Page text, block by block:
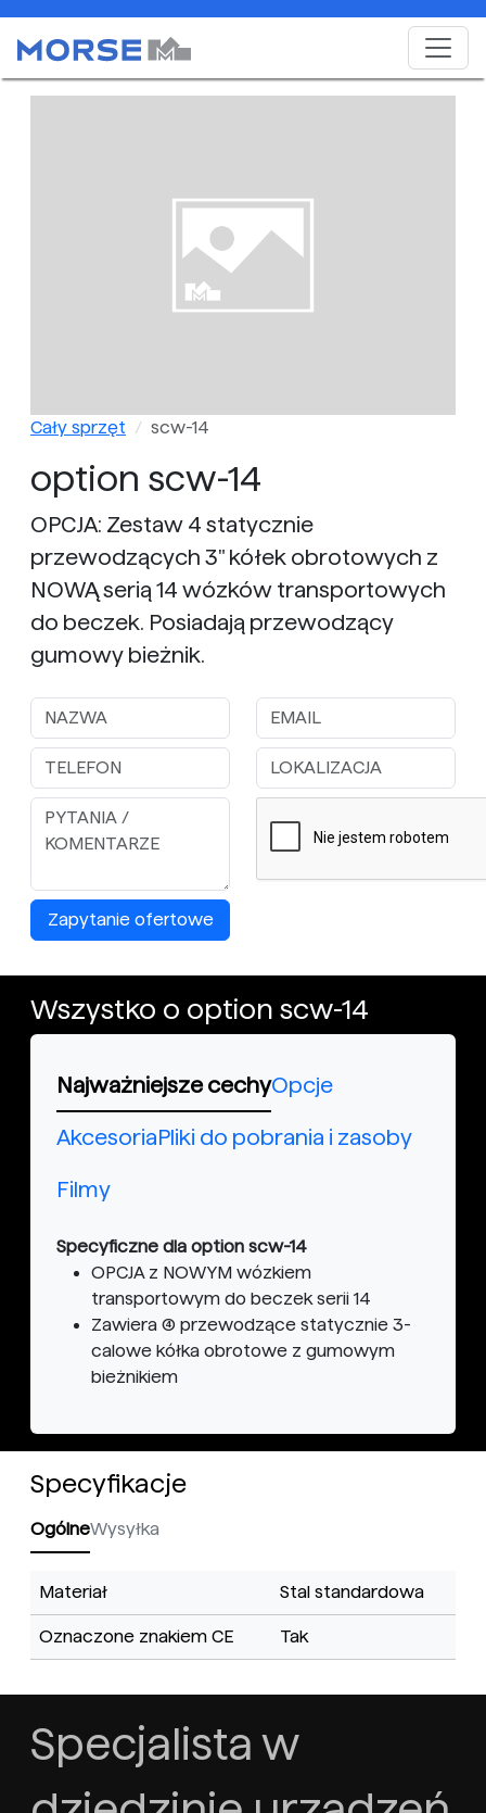
Cały sprzęt scw-14
option scw-14
OPCJA: Zestaw 4 statycznie
przewodzących 3" kółek obrotowych z
NOWĄ serią 14 wózków transportowych
do beczek. Posiadają przewodzący
gumowy bieżnik.
Zapytanie ofertowe
Wszystko o option scw-14
Najważniejsze cechyOpcje
AkcesoriaPliki do pobrania i zasoby
Filmy
Specyficzne dla option scw-14
OPCJA z NOWYM wózkiem
transportowym do beczek serii 14
Zawiera (4) przewodzące statycznie 3-
calowe kółka obrotowe z gumowym
bieżnikiem
Specyfikacje
OgólneWysyłka
Materiał Stal standardowa
Oznaczone znakiem CE Tak
Specjalista w